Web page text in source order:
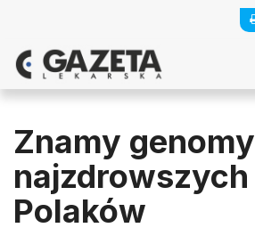
Znamy genomy
najzdrowszych
Polaków